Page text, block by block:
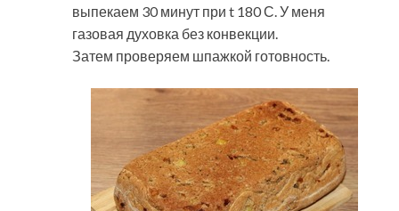
выпекаем 30 минут при t 180 С. У меня
газовая духовка без конвекции.
Затем проверяем шпажкой готовность.